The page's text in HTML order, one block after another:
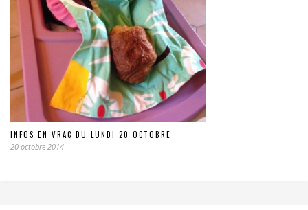
INFOS EN VRAC DU LUNDI 20 OCTOBRE
20 octobre 2014